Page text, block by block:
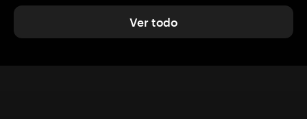
Ver todo